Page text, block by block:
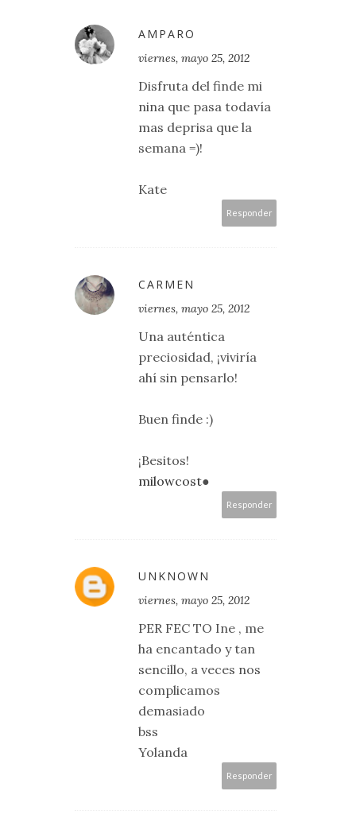
AMPARO
viernes, mayo 25, 2012
Disfruta del finde mi
nina que pasa todavía
mas deprisa que la
semana =)!
Kate
Responder
CARMEN
viernes, mayo 25, 2012
Una auténtica
preciosidad, ¡viviría
ahí sin pensarlo!
Buen finde :)
¡Besitos!
milowcost●
Responder
UNKNOWN
viernes, mayo 25, 2012
PER FEC TO Ine , me
ha encantado y tan
sencillo, a veces nos
complicamos
demasiado
bss
Yolanda
Responder